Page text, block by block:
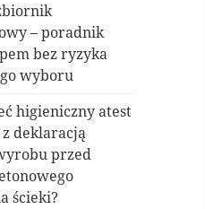
– poradnik
bez ryzyka
wyboru
higieniczny atest
deklaracją
przed
ścieki?